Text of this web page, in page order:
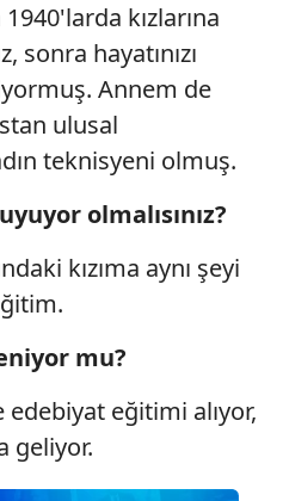
kızlarına
sonra hayatınızı
Annem de
ulusal
teknisyeni olmuş.
olmalısınız?
kızıma aynı şeyi
mu?
eğitimi alıyor,
geliyor.